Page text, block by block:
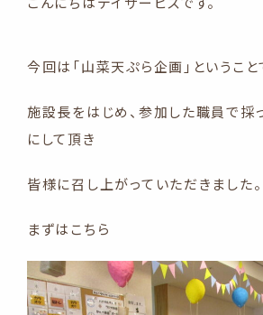
今回は「山菜天ぷら企画」ということ
施設長をはじめ、参加した職員で採
にして頂き
皆様に召し上がっていただきました。
まずはこちら